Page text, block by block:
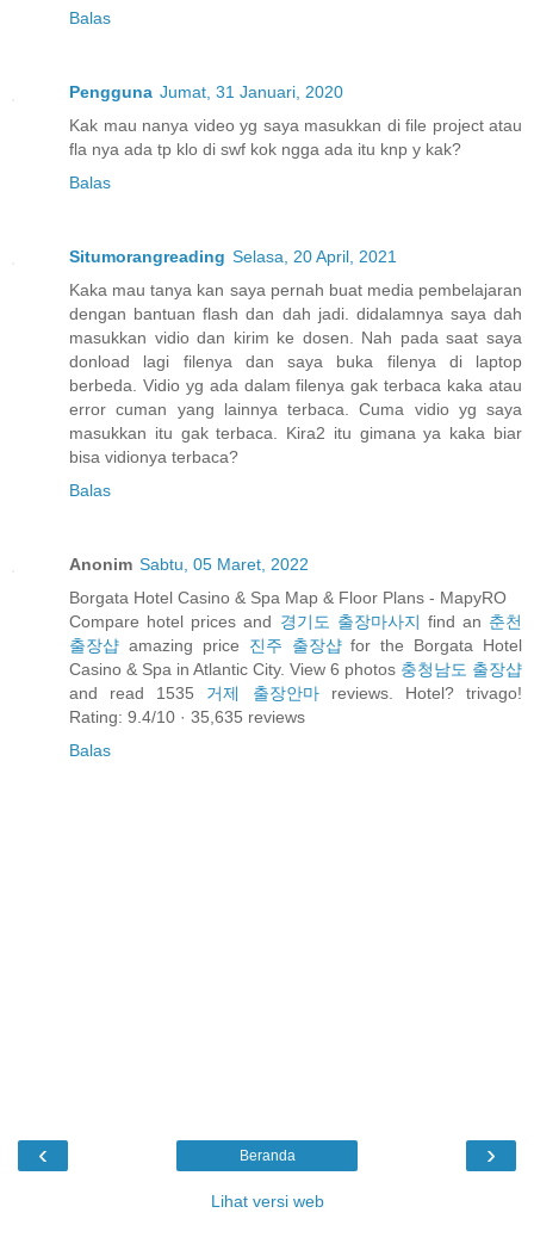
Balas
Pengguna Jumat, 31 Januari, 2020
Kak mau nanya video yg saya masukkan di file project atau
fla nya ada tp klo di swf kok ngga ada itu knp y kak?
Balas
Situmorangreading Selasa, 20 April, 2021
Kaka mau tanya kan saya pernah buat media pembelajaran
dengan bantuan flash dan dah jadi. didalamnya saya dah
masukkan vidio dan kirim ke dosen. Nah pada saat saya
donload lagi filenya dan saya buka filenya di laptop
berbeda. Vidio yg ada dalam filenya gak terbaca kaka atau
error cuman yang lainnya terbaca. Cuma vidio yg saya
masukkan itu gak terbaca. Kira2 itu gimana ya kaka biar
bisa vidionya terbaca?
Balas
Anonim Sabtu, 05 Maret, 2022
Borgata Hotel Casino & Spa Map & Floor Plans - MapyRO
Compare hotel prices and 경기도 출장마사지 find an 춘천
출장샵 amazing price 진주 출장샵for the Borgata Hotel
Casino & Spa in Atlantic City. View 6 photos 충청남도 출장샵
and read 1535 거제 출장안마reviews. Hotel? trivago!
Rating: 9.4/10 · ‎35,635 reviews
Balas
‹ ›
Beranda
Lihat versi web